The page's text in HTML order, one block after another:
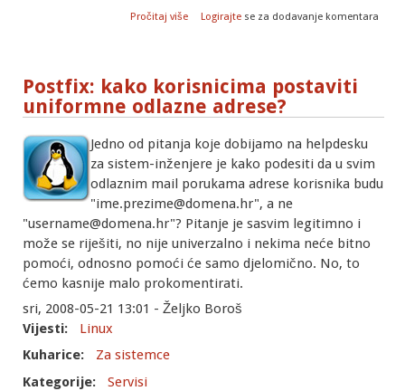
Pročitaj više
o Kako obrisati zaostale pakete nakon
Logirajte se za dodavanje komentara
Postfix: kako korisnicima postaviti
uniformne odlazne adrese?
Jedno od pitanja koje dobijamo na helpdesku
za sistem-inženjere je kako podesiti da u svim
odlaznim mail porukama adrese korisnika budu
"ime.prezime@domena.hr", a ne
"username@domena.hr"? Pitanje je sasvim legitimno i
može se riješiti, no nije univerzalno i nekima neće bitno
pomoći, odnosno pomoći će samo djelomično. No, to
ćemo kasnije malo prokomentirati.
sri, 2008-05-21 13:01 - Željko Boroš
Vijesti:
Linux
Kuharice:
Za sistemce
Kategorije:
Servisi